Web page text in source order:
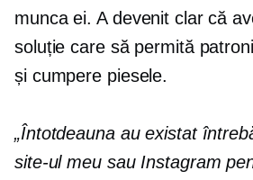
munca ei. A devenit clar că
soluție care să permită
și cumpere piesele.
„Întotdeauna au existat
site-ul meu sau Instagram